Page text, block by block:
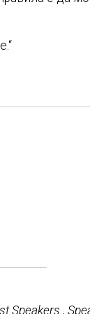
Speakers ,